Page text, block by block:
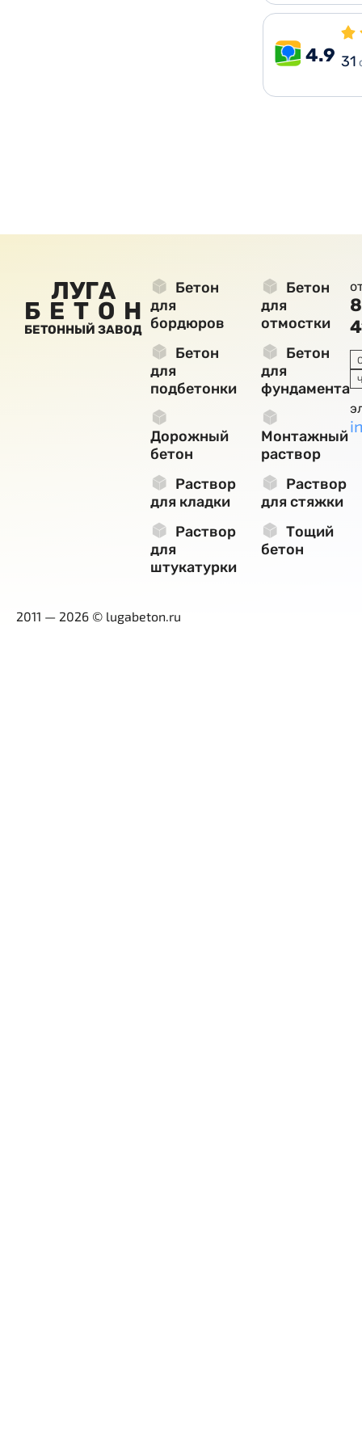
4.9 31
ЛУГА
БЕТОН
БЕТОННЫЙ ЗАВОД
Бетон
для
бордюров
Бетон
для
отмостки
Бетон
для
подбетонки
Бетон
для
фундамента
Дорожный
бетон
Монтажный
раствор
Раствор
для кладки
Раствор
для стяжки
Раствор
для
штукатурки
Тощий
бетон
2011 — 2026 © lugabeton.ru